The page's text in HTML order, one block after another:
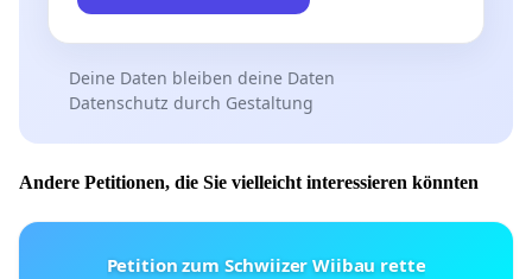
Deine Daten bleiben deine Daten
Datenschutz durch Gestaltung
Andere Petitionen, die Sie vielleicht interessieren könnten
Petition zum Schwiizer Wiibau rette